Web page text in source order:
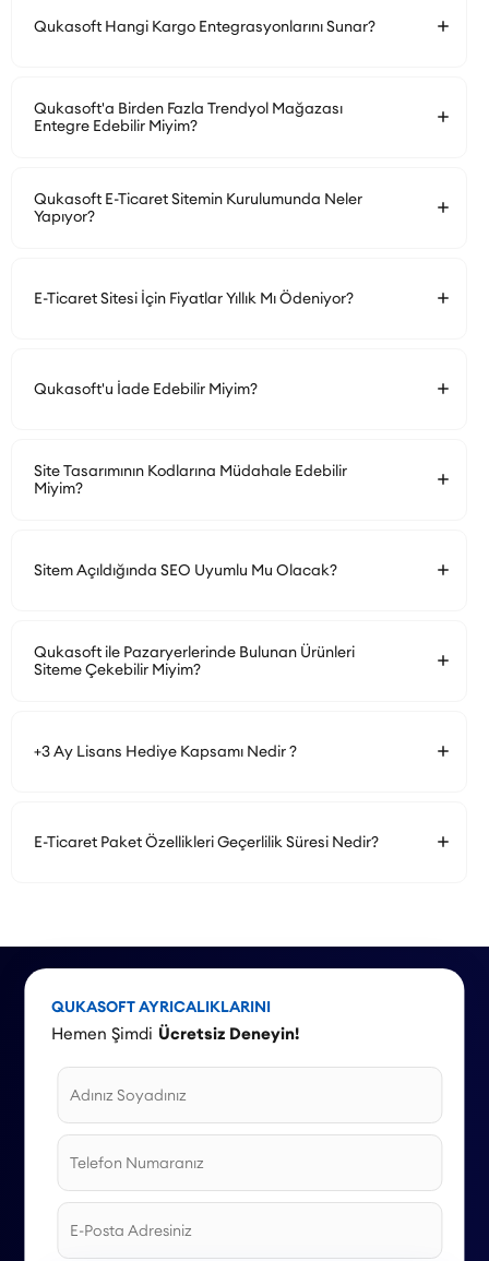
Qukasoft Hangi Kargo Entegrasyonlarını Sunar?
Qukasoft'a Birden Fazla Trendyol Mağazası
Entegre Edebilir Miyim?
Qukasoft E-Ticaret Sitemin Kurulumunda Neler
Yapıyor?
E-Ticaret Sitesi İçin Fiyatlar Yıllık Mı Ödeniyor?
Qukasoft'u İade Edebilir Miyim?
Site Tasarımının Kodlarına Müdahale Edebilir
Miyim?
Sitem Açıldığında SEO Uyumlu Mu Olacak?
Qukasoft ile Pazaryerlerinde Bulunan Ürünleri
Siteme Çekebilir Miyim?
+3 Ay Lisans Hediye Kapsamı Nedir ?
E-Ticaret Paket Özellikleri Geçerlilik Süresi Nedir?
QUKASOFT AYRICALIKLARINI
Hemen Şimdi Ücretsiz Deneyin!